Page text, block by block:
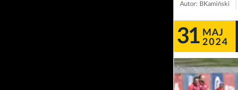
Autor: BKamiński
31 MAJ
2024